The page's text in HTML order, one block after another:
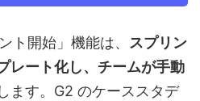
ト開始」機能は、 スプリン
レート化し、チームが手動
ます。G2 のケーススタデ